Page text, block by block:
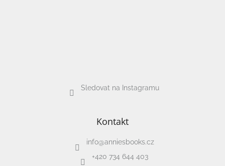
Sledovat na Instagramu
Kontakt
info@anniesbooks.cz
+420 734 644 403